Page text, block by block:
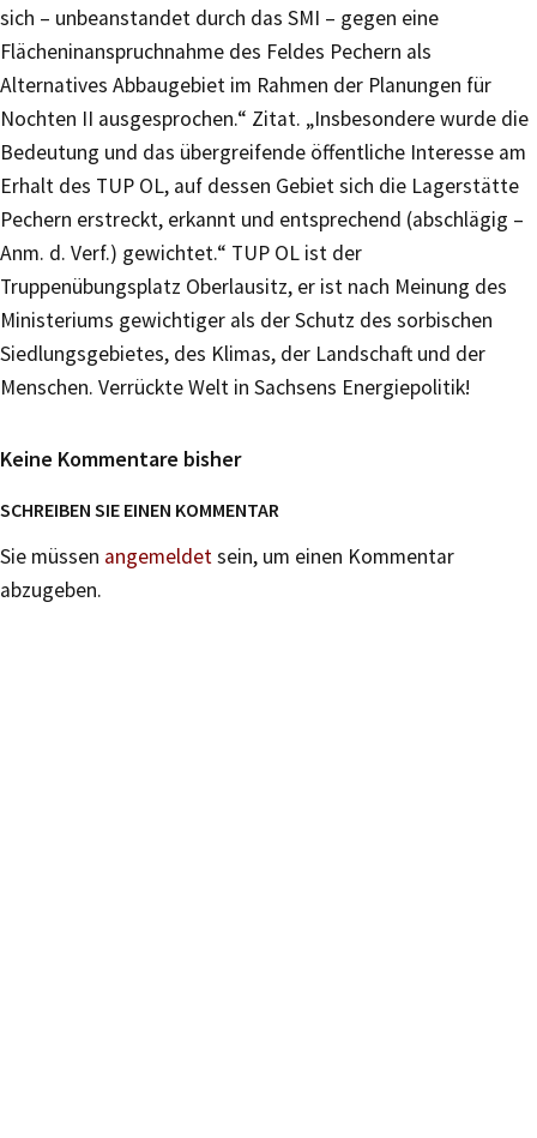
sich – unbeanstandet durch das SMI – gegen eine
Flächeninanspruchnahme des Feldes Pechern als
Alternatives Abbaugebiet im Rahmen der Planungen für
Nochten II ausgesprochen.“ Zitat. „Insbesondere wurde die
Bedeutung und das übergreifende öffentliche Interesse am
Erhalt des TUP OL, auf dessen Gebiet sich die Lagerstätte
Pechern erstreckt, erkannt und entsprechend (abschlägig –
Anm. d. Verf.) gewichtet.“ TUP OL ist der
Truppenübungsplatz Oberlausitz, er ist nach Meinung des
Ministeriums gewichtiger als der Schutz des sorbischen
Siedlungsgebietes, des Klimas, der Landschaft und der
Menschen. Verrückte Welt in Sachsens Energiepolitik!
Keine Kommentare bisher
SCHREIBEN SIE EINEN KOMMENTAR
Sie müssen angemeldetsein, um einen Kommentar
abzugeben.